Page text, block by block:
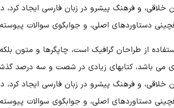
خلاقی، و فرهنگ پیشرو در زبان فارسی ایجاد
دستاوردهای اصلی، و جوابگوی سوالات
از طراحان گرافیک است، چاپگرها و متون
می باشد، کتابهای زیادی در شصت و سه
خلاقی، و فرهنگ پیشرو در زبان فارسی ایجاد
دستاوردهای اصلی، و جوابگوی سوالات